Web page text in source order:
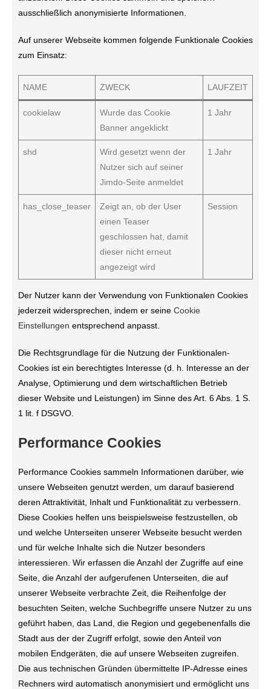
ausschließlich anonymisierte Informationen.
Auf unserer Webseite kommen folgende Funktionale Cookies
zum Einsatz:
NAME ZWECK LAUFZEIT
cookielaw
Wurde das Cookie
Banner angeklickt
1 Jahr
shd
Wird gesetzt wenn der
Nutzer sich auf seiner
Jimdo-Seite anmeldet
1 Jahr
has_close_teaser
Zeigt an, ob der User
einen Teaser
geschlossen hat, damit
dieser nicht erneut
angezeigt wird
Session
Der Nutzer kann der Verwendung von Funktionalen Cookies
jederzeit widersprechen, indem er seine Cookie
Einstellungen entsprechend anpasst.
Die Rechtsgrundlage für die Nutzung der Funktionalen-
Cookies ist ein berechtigtes Interesse (d. h. Interesse an der
Analyse, Optimierung und dem wirtschaftlichen Betrieb
dieser Website und Leistungen) im Sinne des Art. 6 Abs. 1 S.
1 lit. f DSGVO.
Performance Cookies
Performance Cookies sammeln Informationen darüber, wie
unsere Webseiten genutzt werden, um darauf basierend
deren Attraktivität, Inhalt und Funktionalität zu verbessern.
Diese Cookies helfen uns beispielsweise festzustellen, ob
und welche Unterseiten unserer Webseite besucht werden
und für welche Inhalte sich die Nutzer besonders
interessieren. Wir erfassen die Anzahl der Zugriffe auf eine
Seite, die Anzahl der aufgerufenen Unterseiten, die auf
unserer Webseite verbrachte Zeit, die Reihenfolge der
besuchten Seiten, welche Suchbegriffe unsere Nutzer zu uns
geführt haben, das Land, die Region und gegebenenfalls die
Stadt aus der der Zugriff erfolgt, sowie den Anteil von
mobilen Endgeräten, die auf unsere Webseiten zugreifen.
Die aus technischen Gründen übermittelte IP-Adresse eines
Rechners wird automatisch anonymisiert und ermöglicht uns